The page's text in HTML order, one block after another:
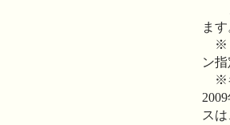
ま
ます
※
ン
※
ス